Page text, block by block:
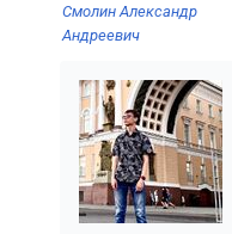
Смолин Александр
Андреевич